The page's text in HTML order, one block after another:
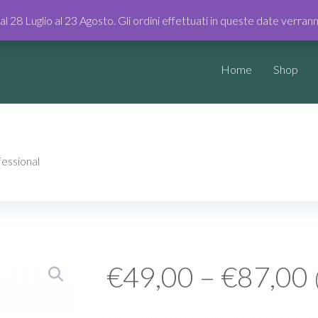
Home Shop
€49,00 – €87,00
28 Luglio al 23 Agosto. Gli ordini effettuati in queste date